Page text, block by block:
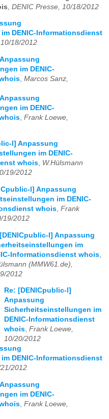
DENIC Presse, 10/18/2012
DENIC-Informationsdienst
18/2012
im DENIC-
Marcos Sanz,
im DENIC-
Frank Loewe,
l] Anpassung
im DENIC-
whois, W.Hülsmann
19/2012
l] Anpassung
im DENIC-
whois Frank
19/2012
l] Anpassung
im
Informationsdienst whois
(MMW61.de),
2012
Re: [DENICpublic-l]
Anpassung
Sicherheitseinstellungen im
DENIC-Informationsdienst
whois, Frank Loewe,
10/20/2012
DENIC-Informationsdienst
2012
im DENIC-
Frank Loewe,